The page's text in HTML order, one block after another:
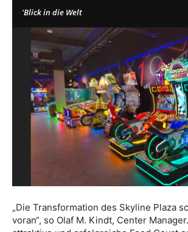
'Blick in die Welt
„Die Transformation des Skyline Plaza
voran“, so Olaf M. Kindt, Center